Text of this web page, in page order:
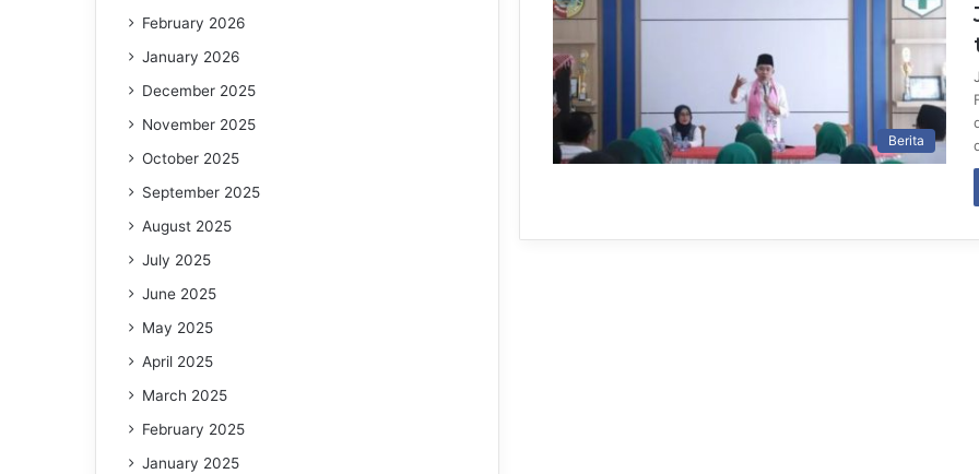
Berita
February 2026
January 2026
December 2025
November 2025
October 2025
September 2025
August 2025
July 2025
June 2025
May 2025
April 2025
March 2025
February 2025
January 2025